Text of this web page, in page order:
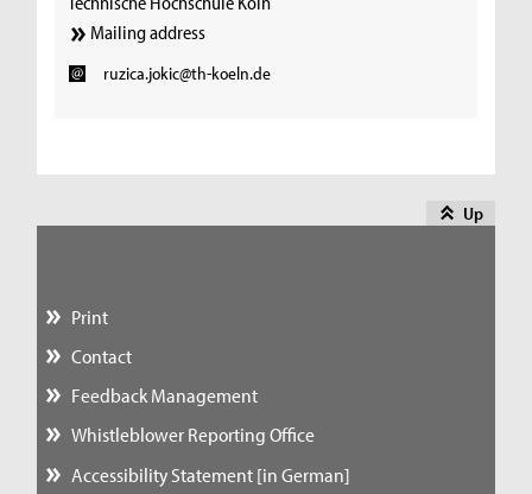
Mailing address
ruzica.jokic@th-koeln.de
Up
Print
Contact
Feedback Management
Whistleblower Reporting Office
Accessibility Statement [in German]